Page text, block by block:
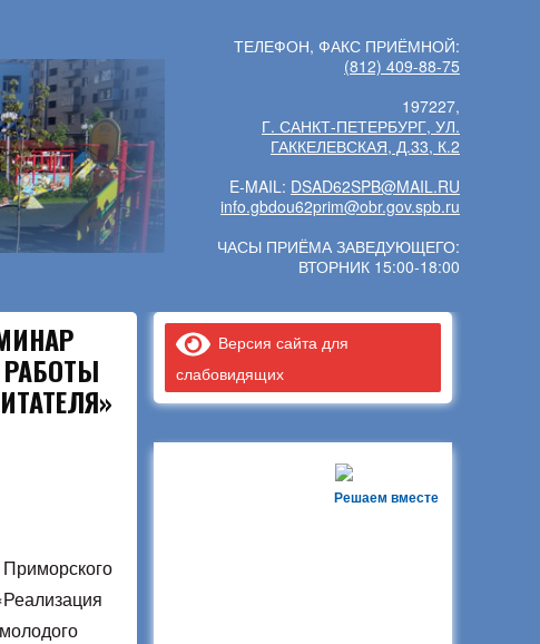
ТЕЛЕФОН, ФАКС ПРИЁМНОЙ:
(812) 409-88-75
197227,
Г. САНКТ-ПЕТЕРБУРГ, УЛ.
ГАККЕЛЕВСКАЯ, Д.33, К.2
E-MAIL: DSAD62SPB@MAIL.RU
info.gbdou62prim@obr.gov.spb.ru
ЧАСЫ ПРИЁМА ЗАВЕДУЮЩЕГО:
ВТОРНИК 15:00-18:00
Версия сайта для
слабовидящих
Решаем вместе